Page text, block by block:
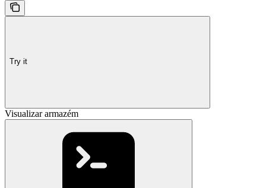
Try it
Visualizar armazém